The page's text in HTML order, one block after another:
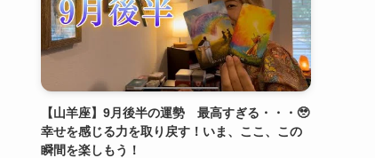
【山羊座】9月後半の運勢 最高すぎる・・・🥹
幸せを感じる力を取り戻す！いま、ここ、この
瞬間を楽しもう！